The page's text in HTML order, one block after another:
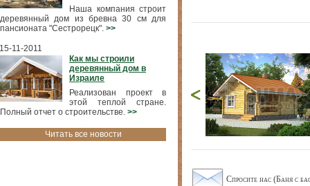
Наша компания строит
деревянный дом из бревна 30 см для
пансионата "Сестрорецк". >>
15-11-2011
Как мы строили
деревянный дом в
Израиле
Реализован проект в
этой теплой стране.
Полный отчет о строительстве. >>
Читать все новости
Спросите нас (Баня с